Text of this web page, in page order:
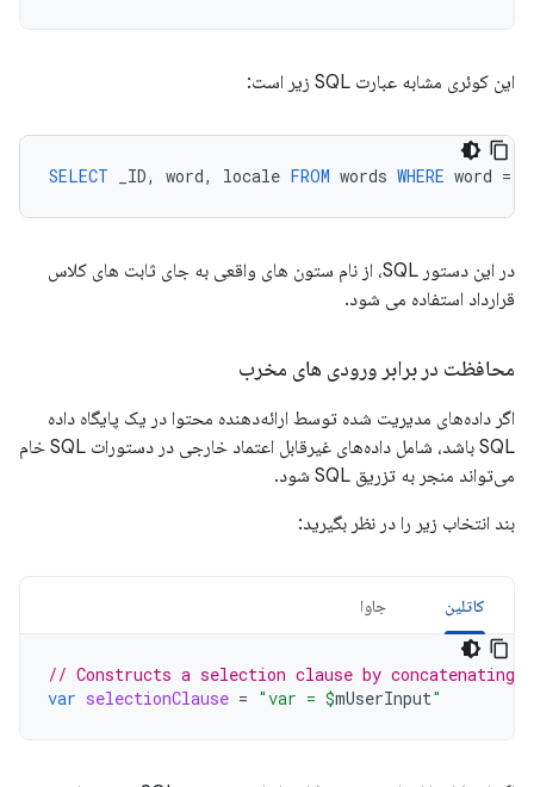
این کوئری مشابه عبارت SQL زیر است:
SELECT _ID, word, locale FROM words WHERE word =
در این دستور SQL، از نام ستون های واقعی به جای ثابت های کلاس
قرارداد استفاده می شود.
محافظت در برابر ورودی های مخرب
اگر داده‌های مدیریت شده توسط ارائه‌دهنده محتوا در یک پایگاه داده
SQL باشد، شامل داده‌های غیرقابل اعتماد خارجی در دستورات SQL خام
می‌تواند منجر به تزریق SQL شود.
بند انتخاب زیر را در نظر بگیرید:
کاتلین جاوا
// Constructs a selection clause by concatenating
var selectionClause = "var = $mUserInput"